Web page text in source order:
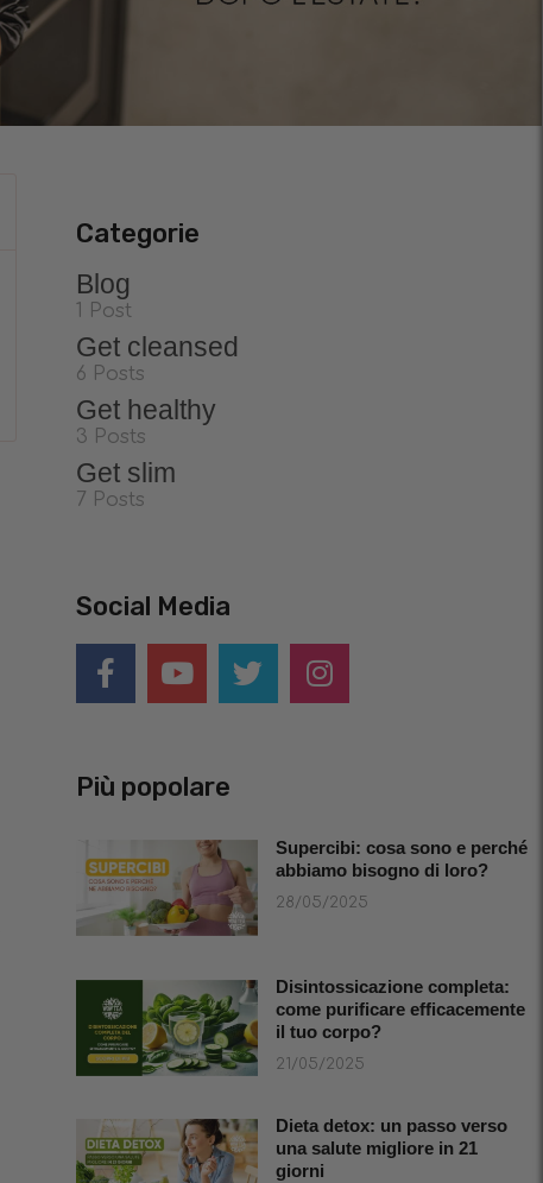
Categorie
Blog
1 Post
Get cleansed
6 Posts
Get healthy
3 Posts
Get slim
7 Posts
Social Media
Più popolare
Supercibi: cosa sono e perché
abbiamo bisogno di loro?
28/05/2025
Disintossicazione completa:
come purificare efficacemente
il tuo corpo?
21/05/2025
Dieta detox: un passo verso
una salute migliore in 21
giorni